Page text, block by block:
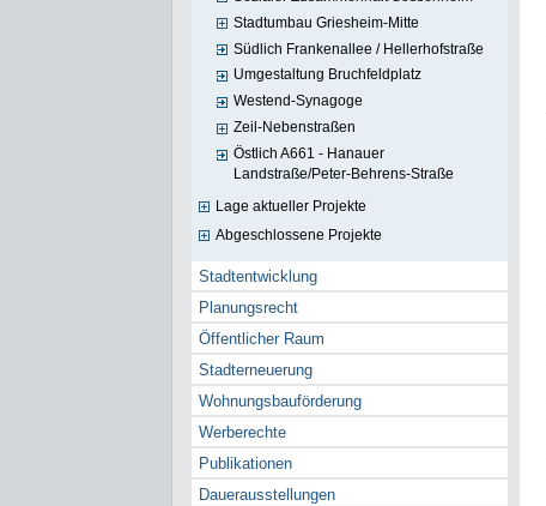
Stadtumbau Griesheim-Mitte
Südlich Frankenallee / Hellerhofstraße
Umgestaltung Bruchfeldplatz
Westend-Synagoge
Zeil-Nebenstraßen
Östlich A661 - Hanauer
Landstraße/Peter-Behrens-Straße
Lage aktueller Projekte
Abgeschlossene Projekte
Stadtentwicklung
Planungsrecht
Öffentlicher Raum
Stadterneuerung
Wohnungsbauförderung
Werberechte
Publikationen
Dauerausstellungen